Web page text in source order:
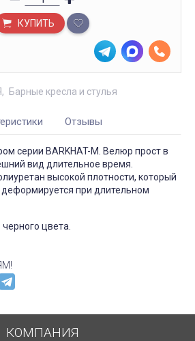
КУПИТЬ
Барные кресла и стулья
Отзывы
серии BARKHAT-M. Велюр прост в
вид длительное время.
высокой плотности, который
при длительном
цвета.
КОМПАНИЯ